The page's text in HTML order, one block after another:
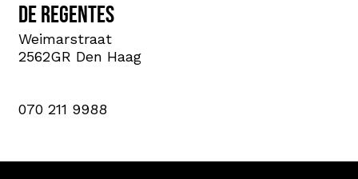
De Regentes
Weimarstraat
2562GR Den Haag
070 211 9988